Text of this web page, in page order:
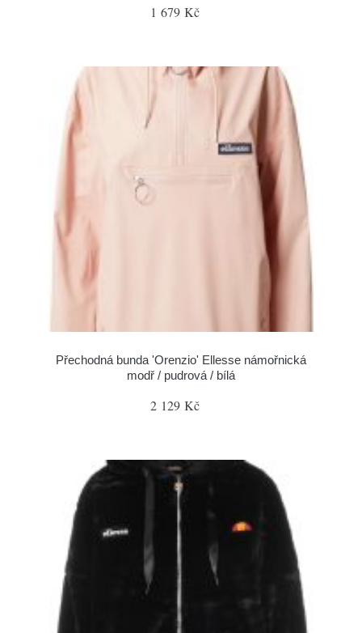
1 679 Kč
Přechodná bunda 'Orenzio' Ellesse námořnická
modř / pudrová / bílá
2 129 Kč